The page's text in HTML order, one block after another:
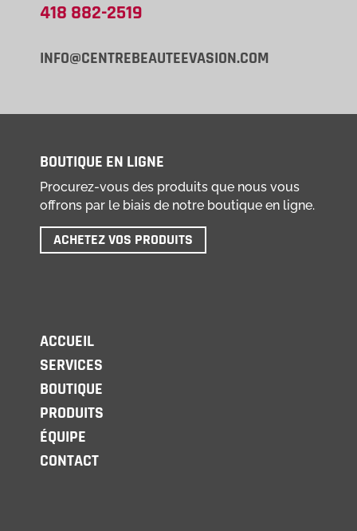
418 882-2519
INFO@CENTREBEAUTEEVASION.COM
BOUTIQUE EN LIGNE
Procurez-vous des produits que nous vous
offrons par le biais de notre boutique en ligne.
ACHETEZ VOS PRODUITS
ACCUEIL
SERVICES
BOUTIQUE
PRODUITS
ÉQUIPE
CONTACT